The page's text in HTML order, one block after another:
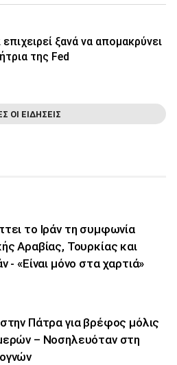
ξανά να απομακρύνει
της Fed
ΟΙ ΕΙΔΗΣΕΙΣ
το Ιράν τη συμφωνία
Αραβίας, Τουρκίας και
- «Είναι μόνο στα χαρτιά»
Πάτρα για βρέφος μόλις
– Νοσηλευόταν στη